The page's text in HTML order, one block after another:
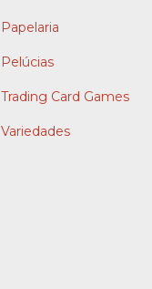
Papelaria
Pelúcias
Trading Card Games
Variedades